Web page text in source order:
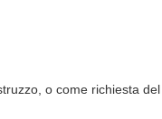
o come richiesta